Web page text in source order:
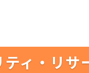
ィ・リサ